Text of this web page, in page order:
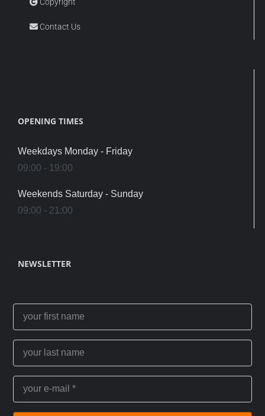
Contact Us
OPENING TIMES
Weekdays Monday - Friday
09:00 - 19:00
Weekends Saturday - Sunday
09:00 - 21:00
NEWSLETTER